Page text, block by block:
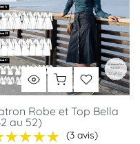
Robe et Top Bella
au 52)
(3 avis)